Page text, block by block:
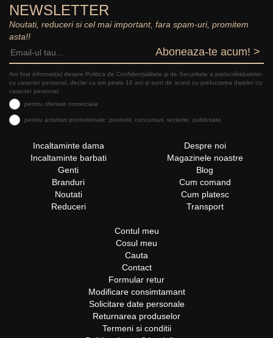
NEWSLETTER
Noutati, reduceri si cel mai important, fara spam-uri, promitem
asta!!
Aboneaza-te acum! >
Am fost informat(a) despre Politica de Confidențialitate şi de Securitate a prelucrăriidatelor
cu caracter personal, declar ca am peste 16 ani și sunt de acord cu prelucrarea datelor cu
caracter personal:
pentru ofertare comerciala
pentru activitati promotionale: promotii, concursuri, reclame, publicitate
Incaltaminte dama
Incaltaminte barbati
Genti
Branduri
Noutati
Reduceri
Despre noi
Magazinele noastre
Blog
Cum comand
Cum platesc
Transport
Contul meu
Cosul meu
Cauta
Contact
Formular retur
Modificare consimtamant
Solicitare date personale
Returnarea produselor
Termeni si conditii